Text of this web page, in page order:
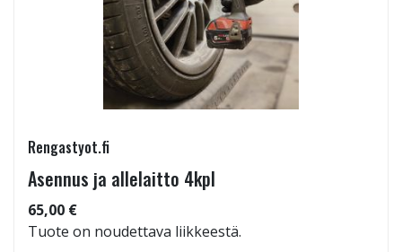
Rengastyot.fi
Asennus ja allelaitto 4kpl
65,00 €
Tuote on noudettava liikkeestä.